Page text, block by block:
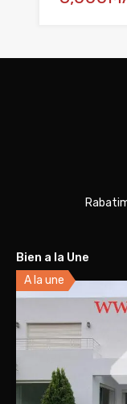
Bien a la Une
A la une